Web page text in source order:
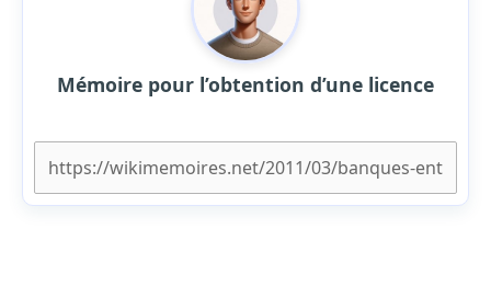
Mémoire pour l’obtention d’une licence